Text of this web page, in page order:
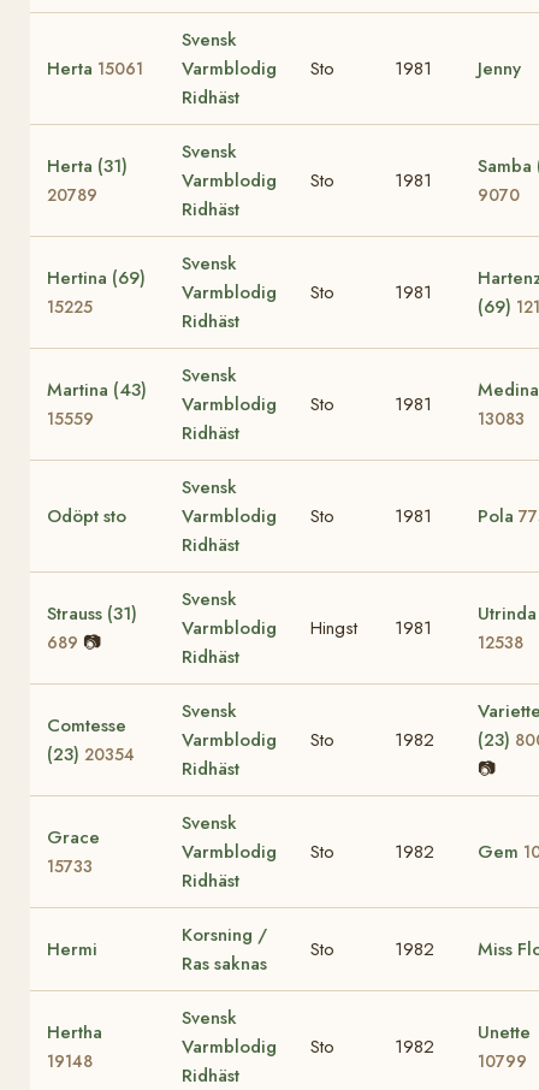
Herta 15061
Svensk
Varmblodig
Ridhäst
Sto 1981 Jenny
Herta (31)
20789
Svensk
Varmblodig
Ridhäst
Sto 1981
Samba
9070
Hertina (69)
15225
Svensk
Varmblodig
Ridhäst
Sto 1981
(69)
Martina (43)
15559
Svensk
Varmblodig
Ridhäst
Sto 1981
13083
Odöpt sto
Svensk
Varmblodig
Ridhäst
Sto 1981 Pola
Strauss (31)
689 📷
Svensk
Varmblodig
Ridhäst
Hingst 1981
12538
Comtesse
(23) 20354
Svensk
Varmblodig
Ridhäst
Sto 1982
(23)
📷
Grace
15733
Svensk
Varmblodig
Ridhäst
Sto 1982 Gem
Hermi
Korsning /
Ras saknas
Sto 1982 Miss
Hertha
19148
Svensk
Varmblodig
Ridhäst
Sto 1982
Unette
10799